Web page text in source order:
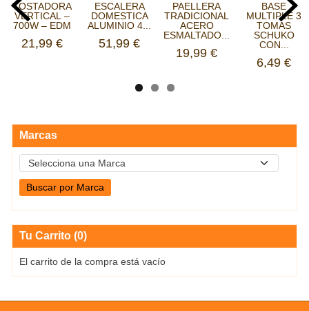
Marcas
Tu Carrito (0)
El carrito de la compra está vacío
TOSTADORA
VERTICAL –
700W – EDM
21,99 €
ESCALERA
DOMESTICA
ALUMINIO 4...
51,99 €
PAELLERA
TRADICIONAL
ACERO
ESMALTADO...
19,99 €
BASE
MULTIPLE 3
TOMAS
SCHUKO
CON...
6,49 €